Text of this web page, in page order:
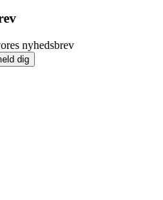
nyhedsbrev
dig